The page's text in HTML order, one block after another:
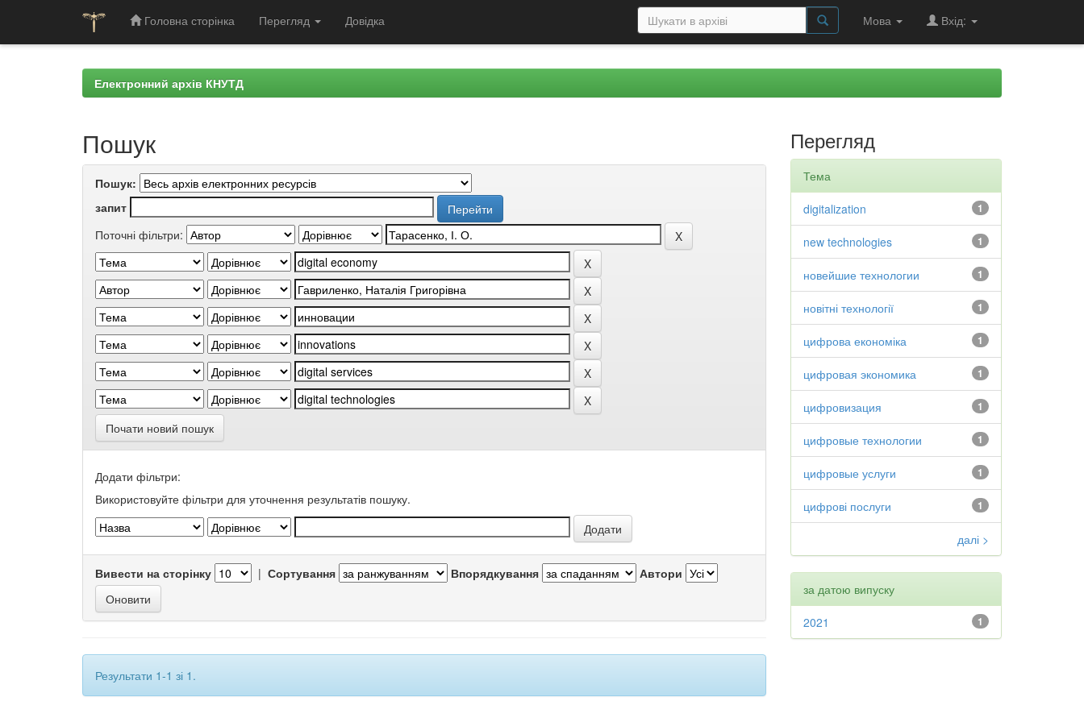
Головна сторінка Перегляд Довідка Мова Вхід:
Електронний архів КНУТД
Пошук
Пошук:
запит
Поточні фільтри:
Почати новий пошук
Додати фільтри:
Використовуйте фільтри для уточнення результатів пошуку.
Вивести на сторінку | Сортування Впорядкування Автори
Результати 1-1 зі 1.
Перегляд
Тема
1
digitalization
1
new technologies
1
новейшие технологии
1
новітні технології
1
цифрова економіка
1
цифровая экономика
1
цифровизация
1
цифровые технологии
1
цифровые услуги
1
цифрові послуги
далі >
за датою випуску
1
2021